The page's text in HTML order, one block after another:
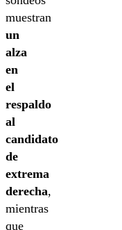
muestran
un
alza
en
el
respaldo
al
candidato
de
extrema
derecha,
mientras
que